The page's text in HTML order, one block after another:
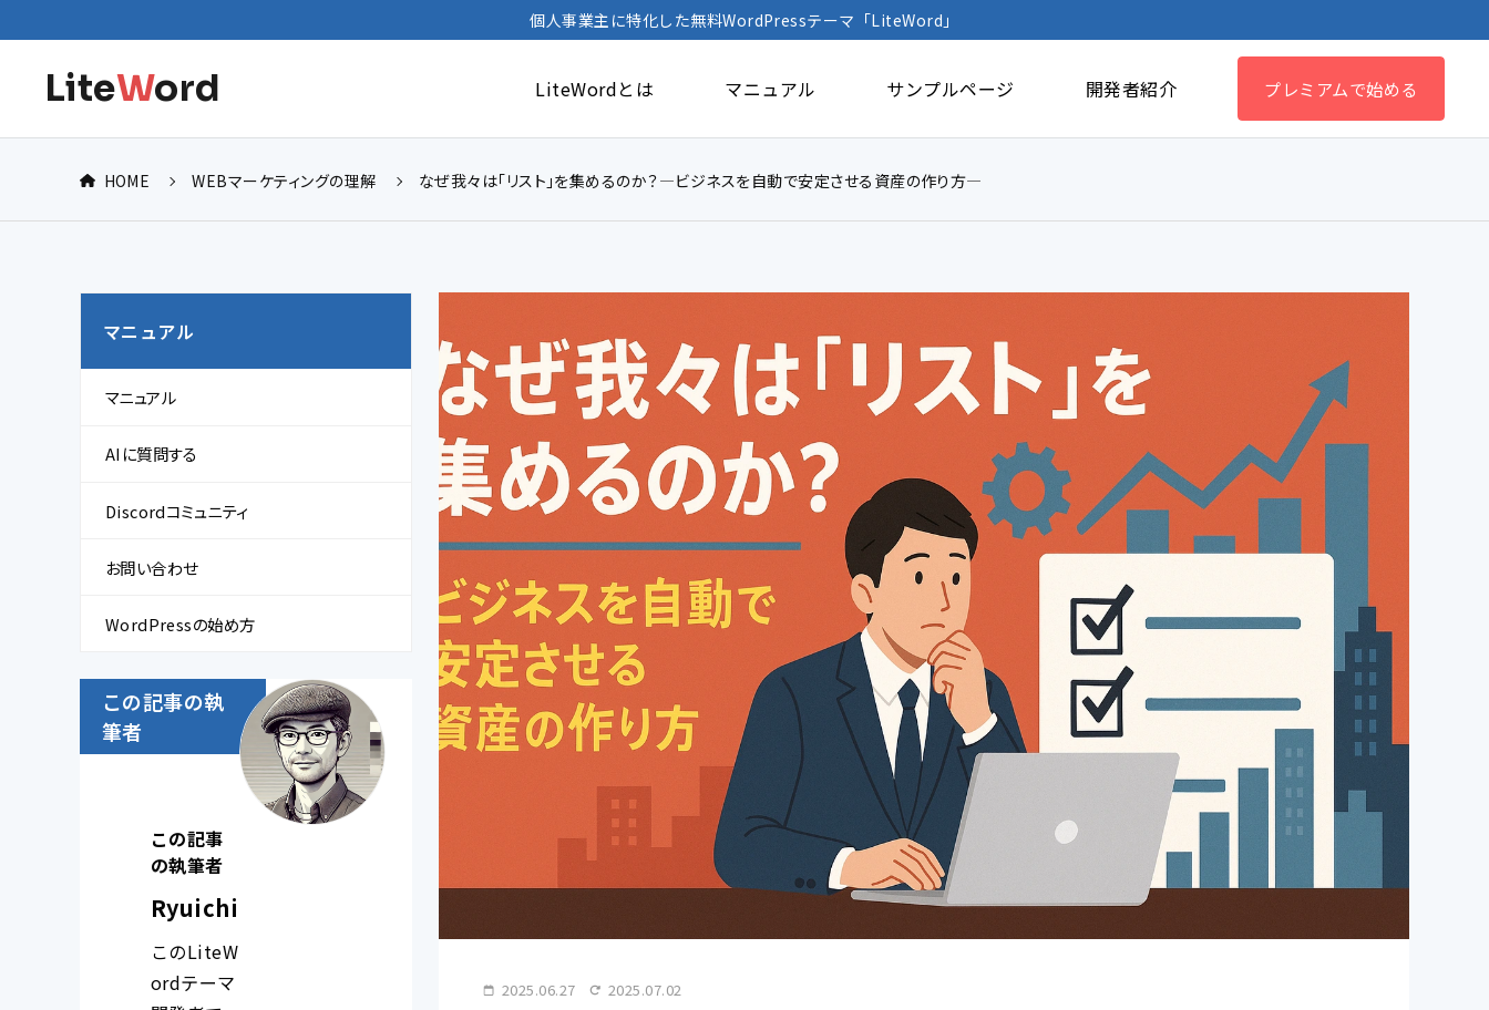
個人事業主に特化した無料WordPressテーマ「LiteWord」
LiteWord LiteWordとは マニュアル サンプルページ 開発者紹介 プレミアムで始める
HOME WEBマーケティングの理解 なぜ我々は「リスト」を集めるのか？―ビジネスを自動で安定させる資産の作り方―
2025.06.27
2025.07.02
マニュアル
マニュアル
AIに質問する
Discordコミュニティ
お問い合わせ
WordPressの始め方
この記事の執
筆者
この記事
の執筆者
Ryuichi
このLiteW
ordテーマ